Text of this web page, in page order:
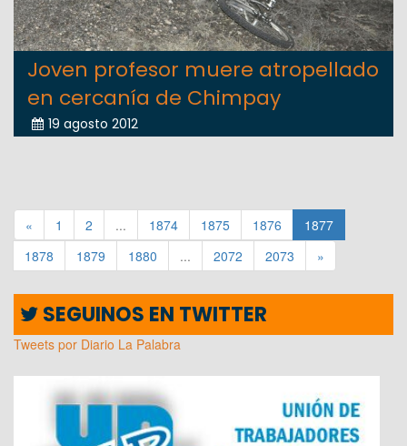
Joven profesor muere atropellado
en cercanía de Chimpay
19 agosto 2012
« 1 2 ... 1874 1875 1876
1877
1878
1879 1880 ... 2072 2073 »
SEGUINOS EN TWITTER
Tweets por Diario La Palabra